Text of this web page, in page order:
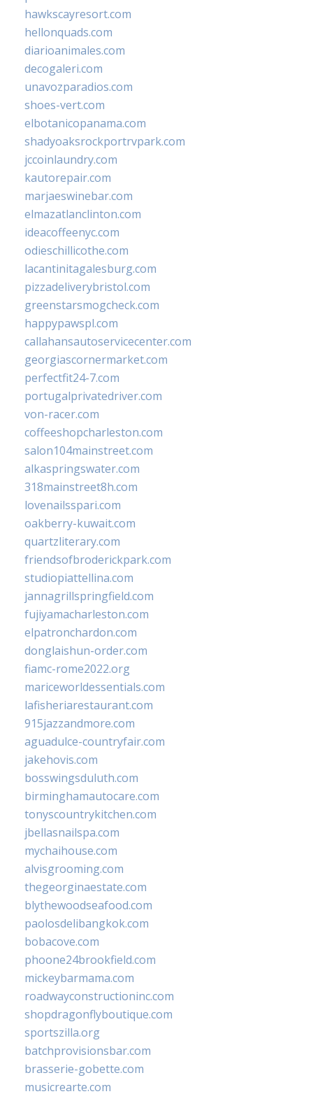
hawkscayresort.com
hellonquads.com
diarioanimales.com
decogaleri.com
unavozparadios.com
shoes-vert.com
elbotanicopanama.com
shadyoaksrockportrvpark.com
jccoinlaundry.com
kautorepair.com
marjaeswinebar.com
elmazatlanclinton.com
ideacoffeenyc.com
odieschillicothe.com
lacantinitagalesburg.com
pizzadeliverybristol.com
greenstarsmogcheck.com
happypawspl.com
callahansautoservicecenter.com
georgiascornermarket.com
perfectfit24-7.com
portugalprivatedriver.com
von-racer.com
coffeeshopcharleston.com
salon104mainstreet.com
alkaspringswater.com
318mainstreet8h.com
lovenailsspari.com
oakberry-kuwait.com
quartzliterary.com
friendsofbroderickpark.com
studiopiattellina.com
jannagrillspringfield.com
fujiyamacharleston.com
elpatronchardon.com
donglaishun-order.com
fiamc-rome2022.org
mariceworldessentials.com
lafisheriarestaurant.com
915jazzandmore.com
aguadulce-countryfair.com
jakehovis.com
bosswingsduluth.com
birminghamautocare.com
tonyscountrykitchen.com
jbellasnailspa.com
mychaihouse.com
alvisgrooming.com
thegeorginaestate.com
blythewoodseafood.com
paolosdelibangkok.com
bobacove.com
phoone24brookfield.com
mickeybarmama.com
roadwayconstructioninc.com
shopdragonflyboutique.com
sportszilla.org
batchprovisionsbar.com
brasserie-gobette.com
musicrearte.com